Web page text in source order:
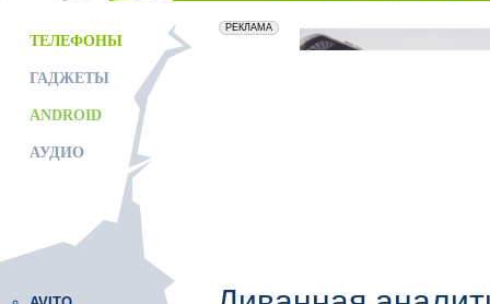
ТЕЛЕФОНЫ
ГАДЖЕТЫ
ANDROID
АУДИО
erid: 2VfnxxmNzs5
РЕКЛАМА